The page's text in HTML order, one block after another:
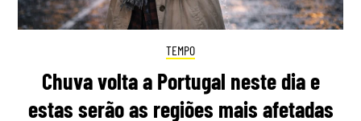
TEMPO
Chuva volta a Portugal neste dia e
estas serão as regiões mais afetadas